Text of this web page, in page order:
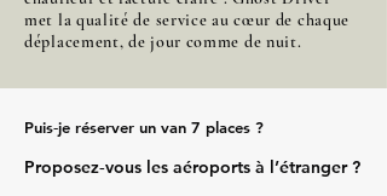
met la qualité de service au cœur de chaque
déplacement, de jour comme de nuit.
Puis‑je réserver un van 7 places ?
Proposez‑vous les aéroports à l’étranger ?